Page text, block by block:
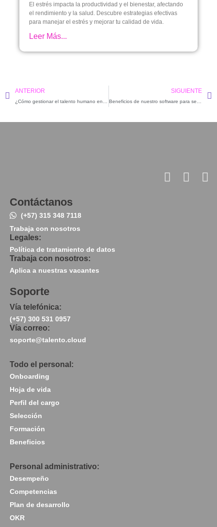
El estrés impacta la productividad y el bienestar, afectando
el rendimiento y la salud. Descubre estrategias efectivas
para manejar el estrés y mejorar tu calidad de vida.
Leer Más...
ANTERIOR SIGUIENTE
Contáctanos
(+57) 315 348 7118
Trabaja con nosotros
Legales:
Política de tratamiento de datos
Trabaja con nosotros:
Aplica a nuestras vacantes
Soporte
Vía telefónica:
(+57) 300 531 0957
Vía correo:
soporte@talento.cloud
Todo el personal:
Onboarding
Hoja de vida
Perfil del cargo
Selección
Formación
Beneficios
Personal administrativo:
Desempeño
Competencias
Plan de desarrollo
OKR